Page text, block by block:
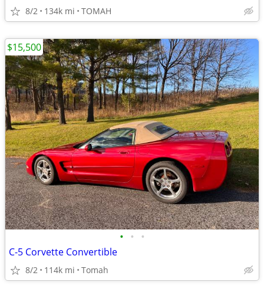
8/2 134k mi TOMAH
• • •
C-5 Corvette Convertible
8/2 114k mi Tomah
$15,500